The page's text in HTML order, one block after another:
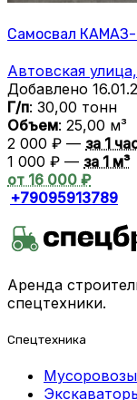
Самосвал КАМАЗ-
Автовская
Добавлено
Г/п: 30,00 тонн
Объем: 25,00 м³
2 000 ₽ — за 1
1 000 ₽ — за 1 м³
от 16 000 ₽
+79095913789
Аренда
спецтехники.
Спецтехника
Мусоровозы